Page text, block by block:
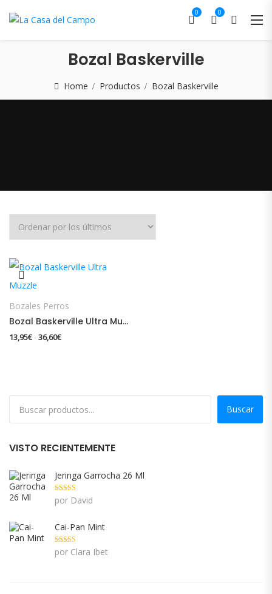
0 0
Bozal Baskerville
Home Productos Bozal Baskerville
Bozales Perros
Bozal Baskerville Ultra Muzzle
13,95€-36,60€Rango de precios: desde 13,95€ hasta 36,60€
Buscar
VISTO RECIENTEMENTE
Jeringa Garrocha 26 Ml
Valorado con
5 de 5
por David
Cai-Pan Mint
Valorado con
5 de 5
por Clara Ibet